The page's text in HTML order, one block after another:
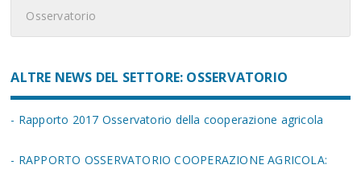
Osservatorio
ALTRE NEWS DEL SETTORE: OSSERVATORIO
- Rapporto 2017 Osservatorio della cooperazione agricola
- RAPPORTO OSSERVATORIO COOPERAZIONE AGRICOLA: